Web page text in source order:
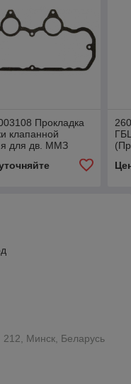
Прокладка
клапанной
для дв. ММЗ
212, Минск, Беларусь